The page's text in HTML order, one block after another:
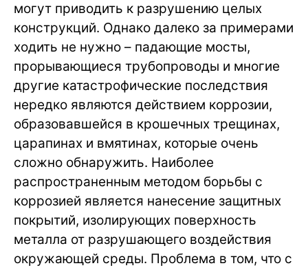
могут приводить к разрушению целых
конструкций. Однако далеко за примерами
ходить не нужно – падающие мосты,
прорывающиеся трубопроводы и многие
другие катастрофические последствия
нередко являются действием коррозии,
образовавшейся в крошечных трещинах,
царапинах и вмятинах, которые очень
сложно обнаружить. Наиболее
распространенным методом борьбы с
коррозией является нанесение защитных
покрытий, изолирующих поверхность
металла от разрушающего воздействия
окружающей среды. Проблема в том, что с